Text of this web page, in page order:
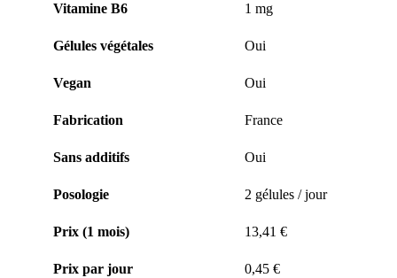
Vitamine B6 1 mg
Gélules végétales Oui
Vegan Oui
Fabrication France
Sans additifs Oui
Posologie 2 gélules / jour
Prix (1 mois) 13,41 €
Prix par jour 0,45 €